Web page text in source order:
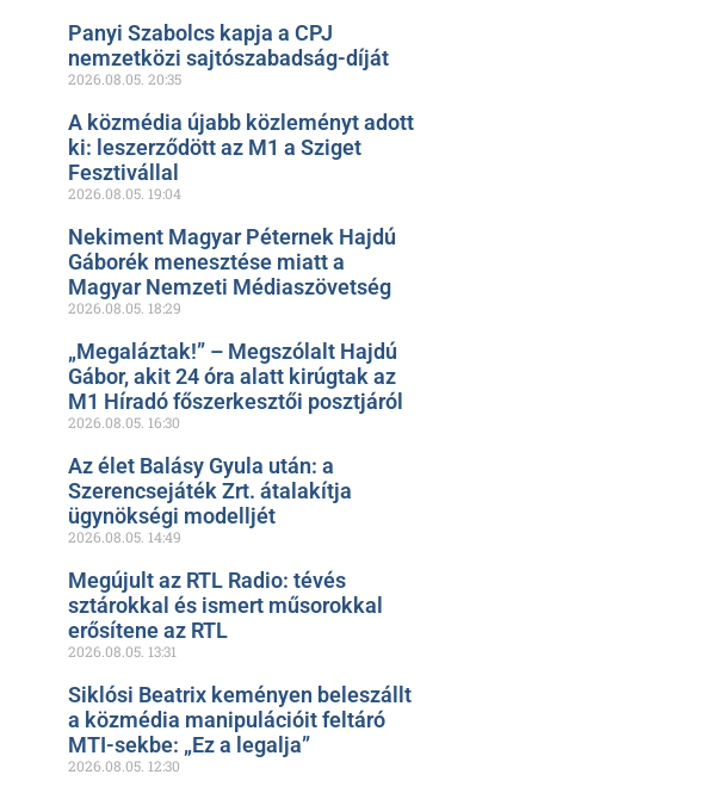
Panyi Szabolcs kapja a CPJ
nemzetközi sajtószabadság-díját
2026.08.05. 20:35
A közmédia újabb közleményt adott
ki: leszerződött az M1 a Sziget
Fesztivállal
2026.08.05. 19:04
Nekiment Magyar Péternek Hajdú
Gáborék menesztése miatt a
Magyar Nemzeti Médiaszövetség
2026.08.05. 18:29
„Megaláztak!” – Megszólalt Hajdú
Gábor, akit 24 óra alatt kirúgtak az
M1 Híradó főszerkesztői posztjáról
2026.08.05. 16:30
Az élet Balásy Gyula után: a
Szerencsejáték Zrt. átalakítja
ügynökségi modelljét
2026.08.05. 14:49
Megújult az RTL Radio: tévés
sztárokkal és ismert műsorokkal
erősítene az RTL
2026.08.05. 13:31
Siklósi Beatrix keményen beleszállt
a közmédia manipulációit feltáró
MTI-sekbe: „Ez a legalja”
2026.08.05. 12:30